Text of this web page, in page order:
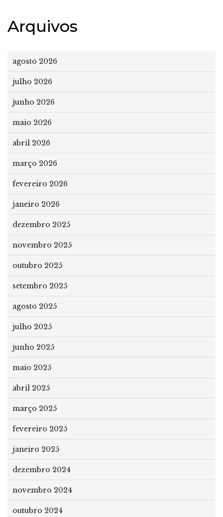
Arquivos
agosto 2026
julho 2026
junho 2026
maio 2026
abril 2026
março 2026
fevereiro 2026
janeiro 2026
dezembro 2025
novembro 2025
outubro 2025
setembro 2025
agosto 2025
julho 2025
junho 2025
maio 2025
abril 2025
março 2025
fevereiro 2025
janeiro 2025
dezembro 2024
novembro 2024
outubro 2024